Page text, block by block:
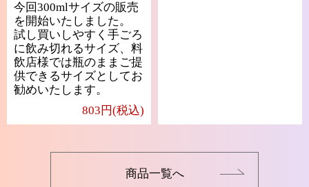
今回300mlサイズの販売
を開始いたしました。
試し買いしやすく手ごろ
に飲み切れるサイズ、料
飲店様では瓶のままご提
供できるサイズとしてお
勧めいたします。
803円(税込)
商品一覧へ